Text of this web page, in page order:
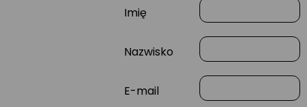
Imię
Nazwisko
E-mail